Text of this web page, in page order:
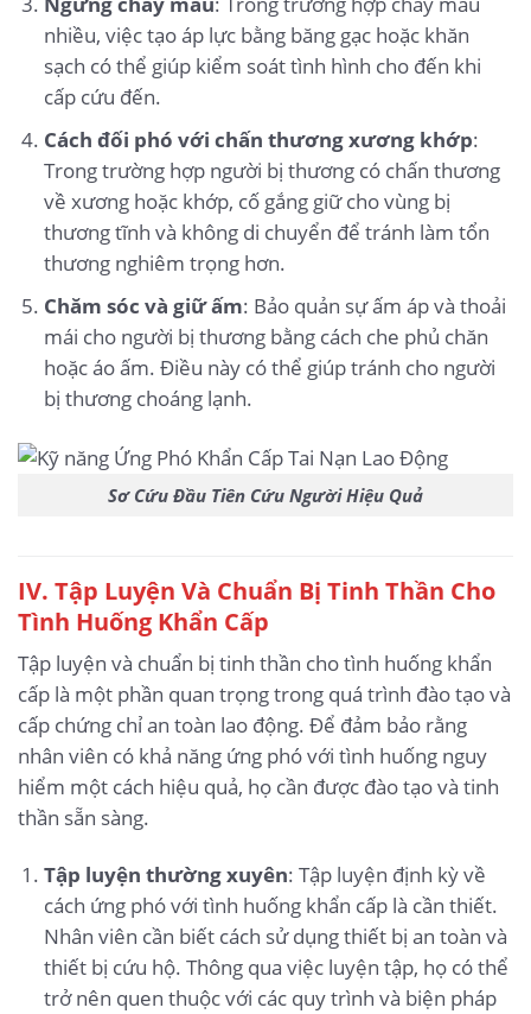
nhiều, việc tạo áp lực bằng băng gạc hoặc khăn
sạch có thể giúp kiểm soát tình hình cho đến khi
cấp cứu đến.
Cách đối phó với chấn thương xương khớp:
Trong trường hợp người bị thương có chấn thương
về xương hoặc khớp, cố gắng giữ cho vùng bị
thương tĩnh và không di chuyển để tránh làm tổn
thương nghiêm trọng hơn.
Chăm sóc và giữ ấm: Bảo quản sự ấm áp và thoải
mái cho người bị thương bằng cách che phủ chăn
hoặc áo ấm. Điều này có thể giúp tránh cho người
bị thương choáng lạnh.
Sơ Cứu Đầu Tiên Cứu Người Hiệu Quả
IV. Tập Luyện Và Chuẩn Bị Tinh Thần Cho
Tình Huống Khẩn Cấp
Tập luyện và chuẩn bị tinh thần cho tình huống khẩn
cấp là một phần quan trọng trong quá trình đào tạo và
cấp chứng chỉ an toàn lao động. Để đảm bảo rằng
nhân viên có khả năng ứng phó với tình huống nguy
hiểm một cách hiệu quả, họ cần được đào tạo và tinh
thần sẵn sàng.
Tập luyện thường xuyên: Tập luyện định kỳ về
cách ứng phó với tình huống khẩn cấp là cần thiết.
Nhân viên cần biết cách sử dụng thiết bị an toàn và
thiết bị cứu hộ. Thông qua việc luyện tập, họ có thể
trở nên quen thuộc với các quy trình và biện pháp